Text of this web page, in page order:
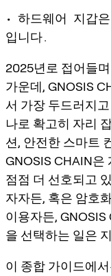
• 하드웨어 지갑
입니다.
2025년로 접어들
가운데, GNOSIS
서 가장 두드러지
나로 확고히 자리
션, 안전한 스마트
GNOSIS CHAIN은
점점 더 선호되고
자자든, 혹은 암호
이용자든,
을 선택하는 일은
이 종합 가이드에